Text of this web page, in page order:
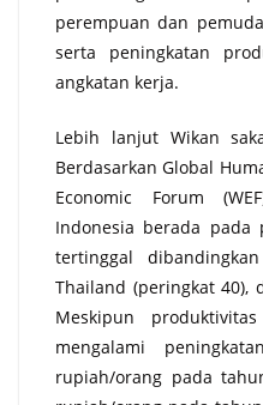
perempuan dan
serta peningkatan
angkatan kerja.
Lebih lanjut Wikan
Berdasarkan Global
Economic Forum
Indonesia berada pada
tertinggal
Thailand (peringkat 40),
Meskipun
mengalami
rupiah/orang pada